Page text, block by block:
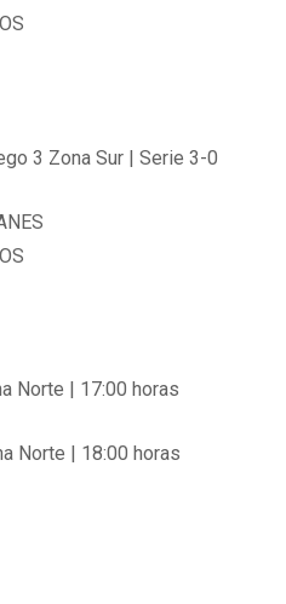
3 Zona Sur | Serie 3-0
Norte | 17:00 horas
Norte | 18:00 horas